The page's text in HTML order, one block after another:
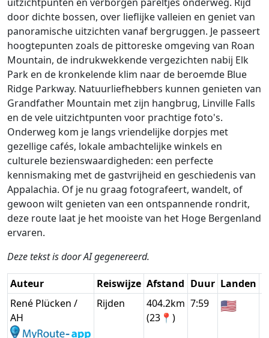
door dichte bossen, over lieflijke valleien en geniet van
panoramische uitzichten vanaf bergruggen. Je passeert
hoogtepunten zoals de pittoreske omgeving van Roan
Mountain, de indrukwekkende vergezichten nabij Elk
Park en de kronkelende klim naar de beroemde Blue
Ridge Parkway. Natuurliefhebbers kunnen genieten van
Grandfather Mountain met zijn hangbrug, Linville Falls
en de vele uitzichtpunten voor prachtige foto's.
Onderweg kom je langs vriendelijke dorpjes met
gezellige cafés, lokale ambachtelijke winkels en
culturele bezienswaardigheden: een perfecte
kennismaking met de gastvrijheid en geschiedenis van
Appalachia. Of je nu graag fotografeert, wandelt, of
gewoon wilt genieten van een ontspannende rondrit,
deze route laat je het mooiste van het Hoge Bergenland
ervaren.
Deze tekst is door AI gegenereerd.
Auteur Reiswijze Afstand Duur Landen
René Plücken /
AH
Rijden
404.2km
(23📍)
7:59 🇺🇸